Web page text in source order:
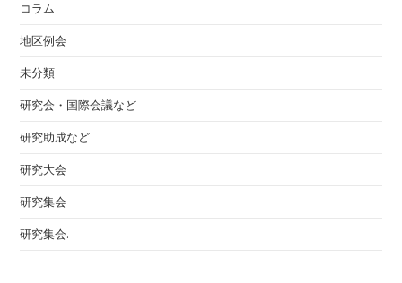
コラム
地区例会
未分類
研究会・国際会議など
研究助成など
研究大会
研究集会
研究集会.